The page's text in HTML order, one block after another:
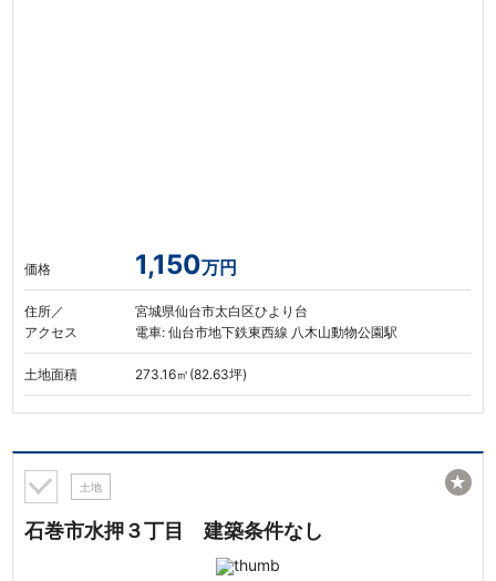
価格 1,150万円
住所／
アクセス
宮城県仙台市太白区ひより台
電車: 仙台市地下鉄東西線 八木山動物公園駅
土地面積 273.16㎡(82.63坪)
土地
石巻市水押３丁目 建築条件なし
★